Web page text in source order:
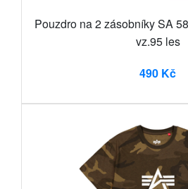
Pouzdro na 2 zásobníky SA
vz.95 les
490 Kč